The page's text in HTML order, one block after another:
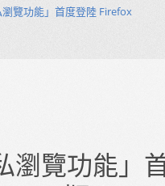
覽功能」首度登陸 Firefox
瀏覽功能」